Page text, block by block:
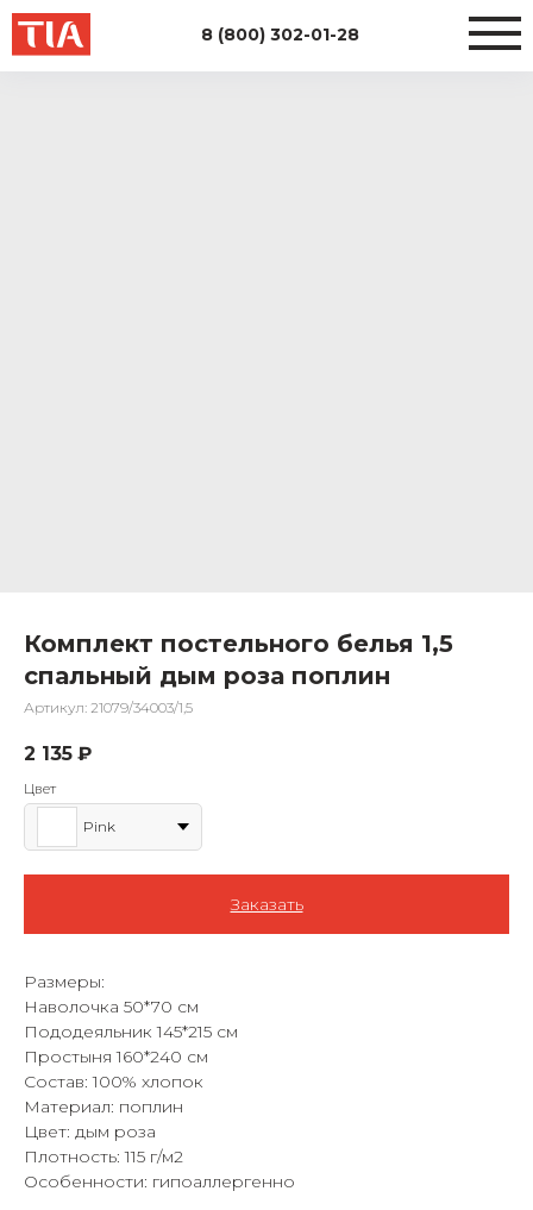
8 (800) 302-01-28
Комплект постельного белья 1,5
спальный дым роза поплин
Артикул: 21079/34003/1,5
2 135 ₽
Цвет
Pink
Заказать
Размеры:
Наволочка 50*70 см
Пододеяльник 145*215 см
Простыня 160*240 см
Состав: 100% хлопок
Материал: поплин
Цвет: дым роза
Плотность: 115 г/м2
Особенности: гипоаллергенно